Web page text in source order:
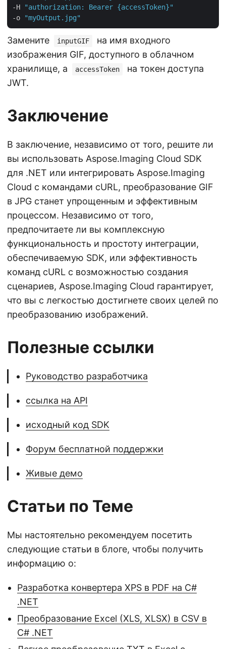
-H
"authorization: Bearer {accessToken}"
-o
"myOutput.jpg"
Замените inputGIF
на имя входного
изображения GIF, доступного в облачном
хранилище, а
accessToken
на токен доступа
JWT.
Заключение
В заключение, независимо от того, решите ли
вы использовать Aspose.Imaging Cloud SDK
для .NET или интегрировать Aspose.Imaging
Cloud с командами cURL, преобразование GIF
в JPG станет упрощенным и эффективным
процессом. Независимо от того,
предпочитаете ли вы комплексную
функциональность и простоту интеграции,
обеспечиваемую SDK, или эффективность
команд cURL с возможностью создания
сценариев, Aspose.Imaging Cloud гарантирует,
что вы с легкостью достигнете своих целей по
преобразованию изображений.
Полезные ссылки
Руководство разработчика
ссылка на API
исходный код SDK
Форум бесплатной поддержки
Живые демо
Статьи по Теме
Мы настоятельно рекомендуем посетить
следующие статьи в блоге, чтобы получить
информацию о:
Разработка конвертера XPS в PDF на C#
.NET
Преобразование Excel (XLS, XLSX) в CSV в
C# .NET